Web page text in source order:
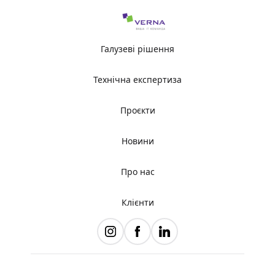
Галузеві рішення
Технічна експертиза
Проєкти
Новини
Про нас
Клієнти